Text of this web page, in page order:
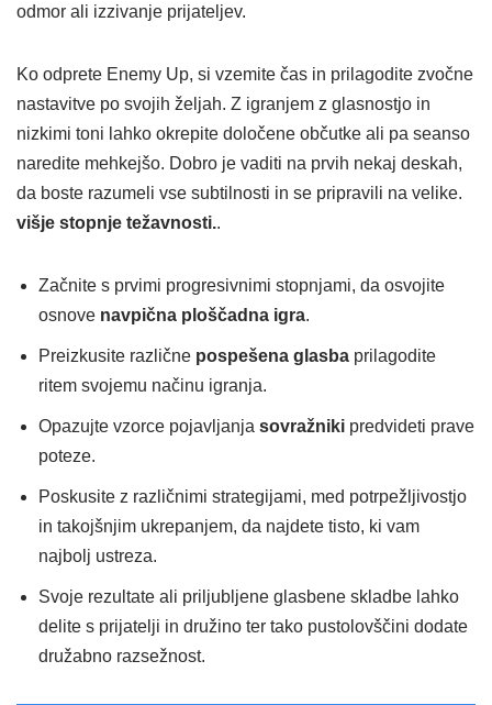
odmor ali izzivanje prijateljev.
Ko odprete Enemy Up, si vzemite čas in prilagodite zvočne
nastavitve po svojih željah. Z igranjem z glasnostjo in
nizkimi toni lahko okrepite določene občutke ali pa seanso
naredite mehkejšo. Dobro je vaditi na prvih nekaj deskah,
da boste razumeli vse subtilnosti in se pripravili na velike.
višje stopnje težavnosti..
Začnite s prvimi progresivnimi stopnjami, da osvojite
osnove navpična ploščadna igra.
Preizkusite različne pospešena glasba prilagodite
ritem svojemu načinu igranja.
Opazujte vzorce pojavljanja sovražniki predvideti prave
poteze.
Poskusite z različnimi strategijami, med potrpežljivostjo
in takojšnjim ukrepanjem, da najdete tisto, ki vam
najbolj ustreza.
Svoje rezultate ali priljubljene glasbene skladbe lahko
delite s prijatelji in družino ter tako pustolovščini dodate
družabno razsežnost.